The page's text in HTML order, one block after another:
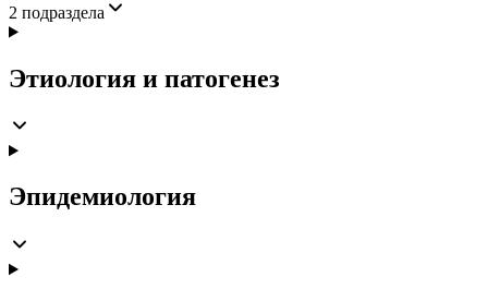
2 подраздела
Этиология и патогенез
Эпидемиология